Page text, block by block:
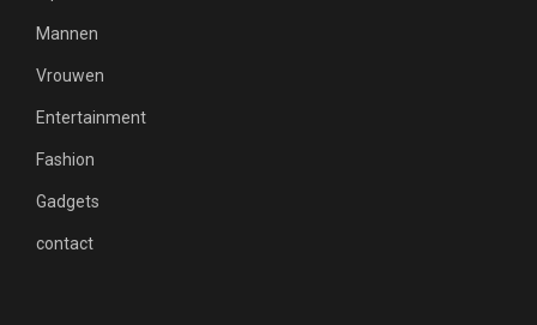
Mannen
Vrouwen
Entertainment
Fashion
Gadgets
contact